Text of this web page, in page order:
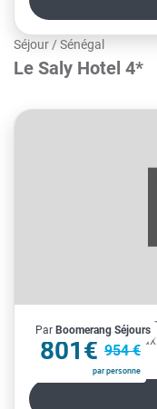
Séjour /Sénégal
Le Saly Hotel 4*
À partir de
801€ 954 €
par personne
Par Boomerang Séjours
- Un hôtel en front de
repos - Un quartier